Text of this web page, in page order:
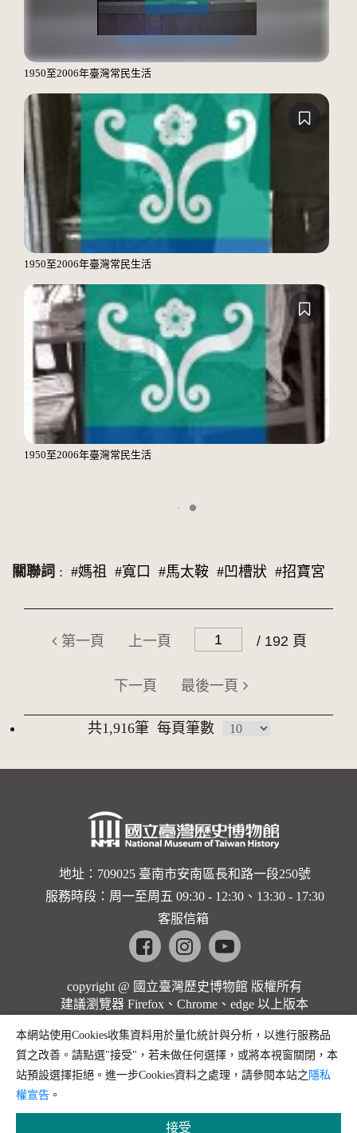
1950至2006年臺灣常民生活
1950至2006年臺灣常民生活
1950至2006年臺灣常民生活
關聯詞 : #媽祖 #寬口 #馬太鞍 #凹槽狀 #招寶宮
第一頁 上一頁 / 192 頁
下一頁 最後一頁
共1,916筆 每頁筆數
地址：709025 臺南市安南區長和路一段250號
服務時段：周一至周五 09:30 - 12:30、13:30 - 17:30
客服信箱
Facebookinstagramyoutube
copyright @ 國立臺灣歷史博物館 版權所有
建議瀏覽器 Firefox、Chrome、edge 以上版本
本網站使用Cookies收集資料用於量化統計與分析，以進行服務品
質之改善。請點選"接受"，若未做任何選擇，或將本視窗關閉，本
站預設選擇拒絕。進一步Cookies資料之處理，請參閱本站之 隱私
權宣告 。
接受